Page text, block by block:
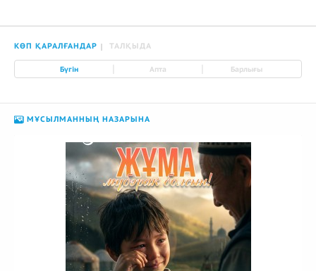
КӨП ҚАРАЛҒАНДАР ТАЛҚЫДА
Бүгін Апта Барлығы
МҰСЫЛМАННЫҢ НАЗАРЫНА